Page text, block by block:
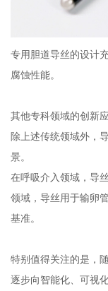
专用胆道导丝的设计
腐蚀性能。
其他专科领域的创新
除上述传统领域外，
景。
在呼吸介入领域，导
领域，导丝用于输卵
基准。
特别值得关注的是，
逐步向智能化、可视